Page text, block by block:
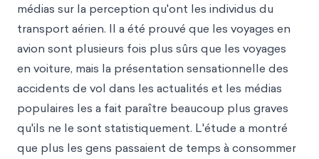
médias sur la perception qu'ont les individus du
transport aérien. Il a été prouvé que les voyages en
avion sont plusieurs fois plus sûrs que les voyages
en voiture, mais la présentation sensationnelle des
accidents de vol dans les actualités et les médias
populaires les a fait paraître beaucoup plus graves
qu'ils ne le sont statistiquement. L'étude a montré
que plus les gens passaient de temps à consommer